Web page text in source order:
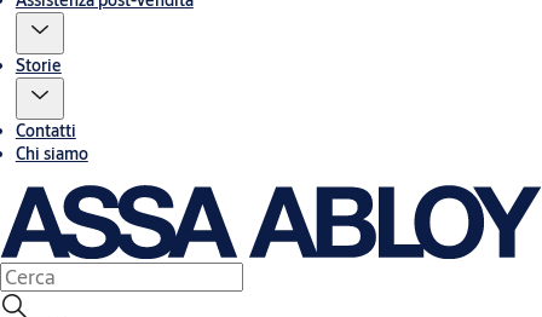
Storie
Contatti
Chi siamo